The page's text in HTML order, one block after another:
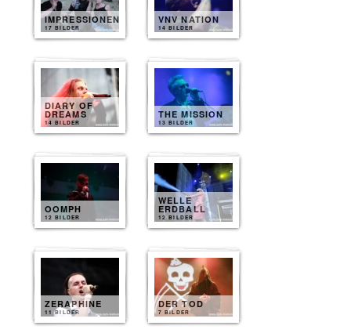
IMPRESSIONEN
17 BILDER
VNV NATION
14 BILDER
DIARY OF
DREAMS
14 BILDER
THE MISSION
13 BILDER
OOMPH
12 BILDER
WELLE
ERDBALL
12 BILDER
ZERAPHINE
11 BILDER
DER TOD
7 BILDER